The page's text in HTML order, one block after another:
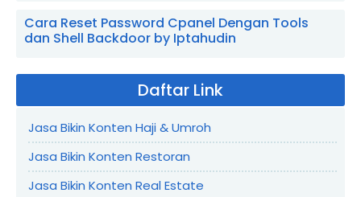
Cara Reset Password Cpanel Dengan Tools
dan Shell Backdoor by Iptahudin
Daftar Link
Jasa Bikin Konten Haji & Umroh
Jasa Bikin Konten Restoran
Jasa Bikin Konten Real Estate